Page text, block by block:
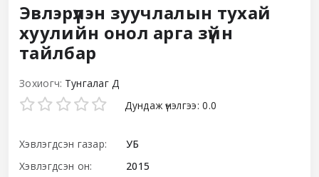
Эвлэрүүлэн зуучлалын тухай
хуулийн онол арга зүйн
тайлбар
Зохиогч: Тунгалаг Д
Star ratings Дундаж үнэлгээ: 0.0
Хэвлэгдсэн газар:
УБ
Хэвлэгдсэн он:
2015